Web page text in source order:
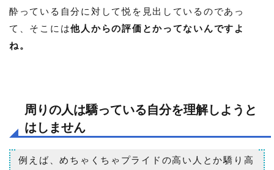
酔っている自分に対して悦を見出しているのであっ
て、そこには他人からの評価とかってないんですよ
ね。
周りの人は驕っている自分を理解しようと
はしません
例えば、めちゃくちゃプライドの高い人とか驕り高